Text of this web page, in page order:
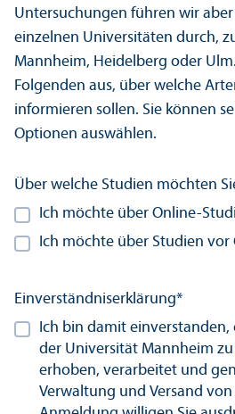
Unter­suchungen führen wir
einzelnen Universitäten durch,
Mannheim, Heidelberg oder
Folgenden aus, über welche
informieren sollen. Sie können
Optionen auswählen.
Über welche Studien möchten
Ich möchte über Online-
Ich möchte über Studien
Einverständnis­erklärung*
Ich bin damit einverstanden,
der Universität Mannheim
erhoben, verarbeitet und
Verwaltung und Versand